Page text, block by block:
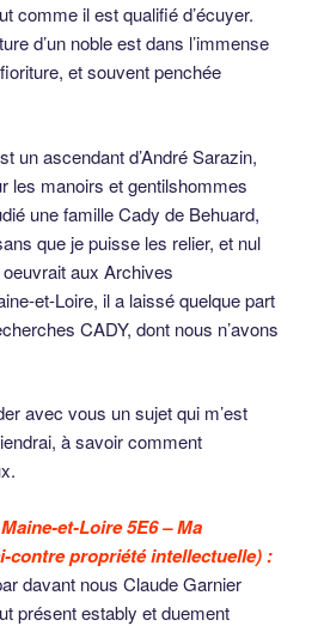
comme il est qualifié d’écuyer.
d’un noble est dans l’immense
et souvent penchée
un ascendant d’André Sarazin,
les manoirs et gentilshommes
une famille Cady de Behuard,
que je puisse les relier, et nul
oeuvrait aux Archives
et-Loire, il a laissé quelque part
CADY, dont nous n’avons
avec vous un sujet qui m’est
à savoir comment
et-Loire 5E6 –Ma
contre propriété intellectuelle) :
davant nous Claude Garnier
présent estably et duement